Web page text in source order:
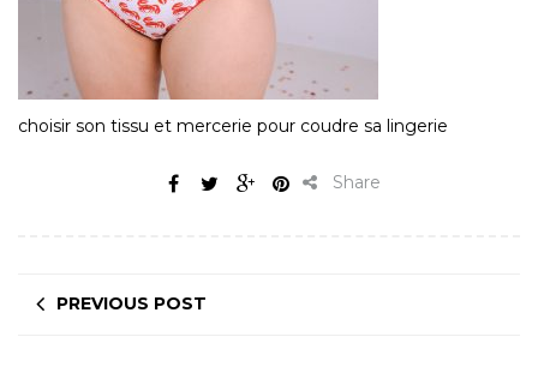
choisir son tissu et mercerie pour coudre sa lingerie
Share
PREVIOUS POST